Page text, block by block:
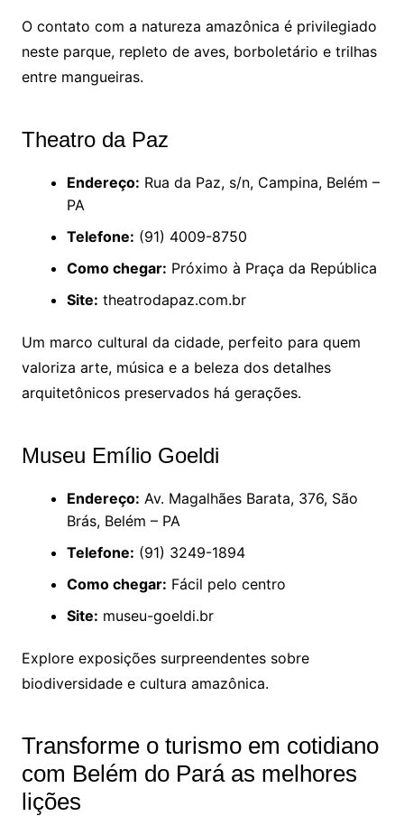
O contato com a natureza amazônica é privilegiado
neste parque, repleto de aves, borboletário e trilhas
entre mangueiras.
Theatro da Paz
Endereço: Rua da Paz, s/n, Campina, Belém –
PA
Telefone: (91) 4009-8750
Como chegar: Próximo à Praça da República
Site: theatrodapaz.com.br
Um marco cultural da cidade, perfeito para quem
valoriza arte, música e a beleza dos detalhes
arquitetônicos preservados há gerações.
Museu Emílio Goeldi
Endereço: Av. Magalhães Barata, 376, São
Brás, Belém – PA
Telefone: (91) 3249-1894
Como chegar: Fácil pelo centro
Site: museu-goeldi.br
Explore exposições surpreendentes sobre
biodiversidade e cultura amazônica.
Transforme o turismo em cotidiano
com Belém do Pará as melhores
lições